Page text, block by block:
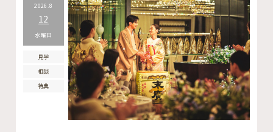
2026.8
12
水曜日
見学
相談
特典